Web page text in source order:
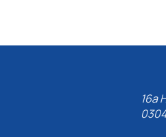
16a